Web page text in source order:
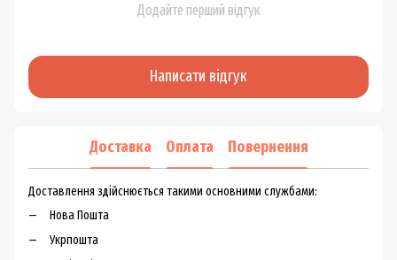
Додайте перший відгук
Написати відгук
Доставка Оплата Повернення
Доставлення здійснюється такими основними службами:
Нова Пошта
Укрпошта